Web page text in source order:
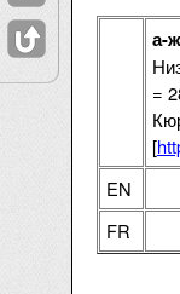
а-
=
[
EN
FR